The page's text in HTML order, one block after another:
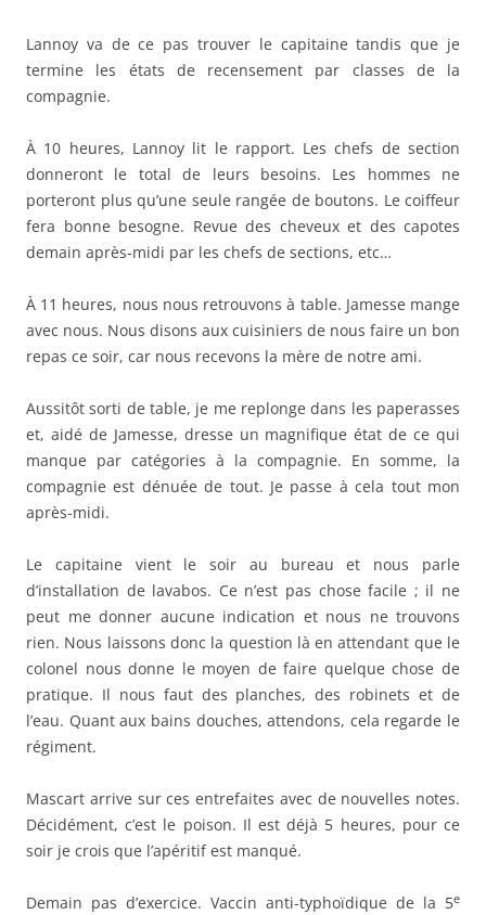
Lannoy va de ce pas trouver le capitaine tandis que je
termine les états de recensement par classes de la
compagnie.
À 10 heures, Lannoy lit le rapport. Les chefs de section
donneront le total de leurs besoins. Les hommes ne
porteront plus qu’une seule rangée de boutons. Le coiffeur
fera bonne besogne. Revue des cheveux et des capotes
demain après-midi par les chefs de sections, etc…
À 11 heures, nous nous retrouvons à table. Jamesse mange
avec nous. Nous disons aux cuisiniers de nous faire un bon
repas ce soir, car nous recevons la mère de notre ami.
Aussitôt sorti de table, je me replonge dans les paperasses
et, aidé de Jamesse, dresse un magnifique état de ce qui
manque par catégories à la compagnie. En somme, la
compagnie est dénuée de tout. Je passe à cela tout mon
après-midi.
Le capitaine vient le soir au bureau et nous parle
d’installation de lavabos. Ce n’est pas chose facile ; il ne
peut me donner aucune indication et nous ne trouvons
rien. Nous laissons donc la question là en attendant que le
colonel nous donne le moyen de faire quelque chose de
pratique. Il nous faut des planches, des robinets et de
l’eau. Quant aux bains douches, attendons, cela regarde le
régiment.
Mascart arrive sur ces entrefaites avec de nouvelles notes.
Décidément, c’est le poison. Il est déjà 5 heures, pour ce
soir je crois que l’apéritif est manqué.
Demain pas d’exercice. Vaccin anti-typhoïdique de la 5e